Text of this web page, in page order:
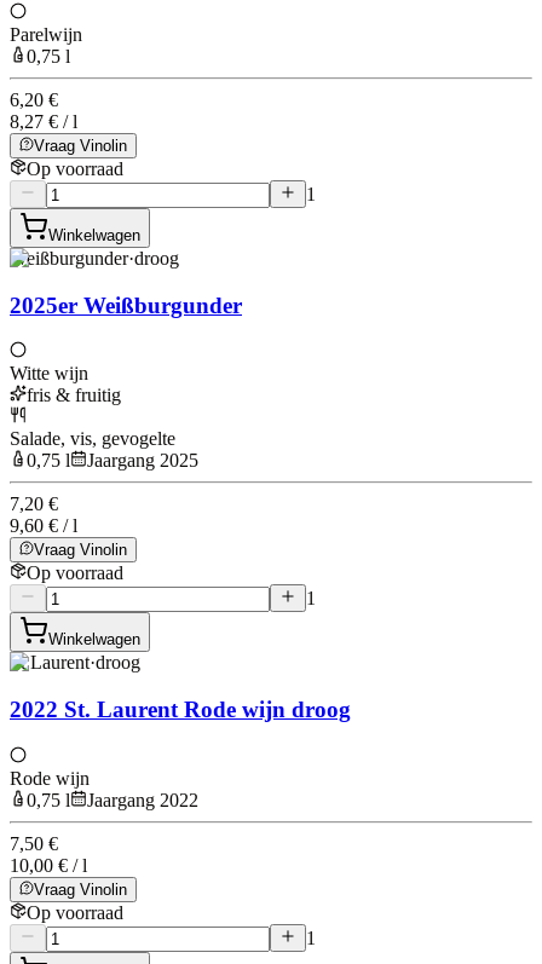
Parelwijn
0,75 l
6,20 €
8,27 € / l
Vraag Vinolin
Op voorraad
1
Winkelwagen
Weißburgunder·droog
2025er Weißburgunder
Witte wijn
fris & fruitig
Salade, vis, gevogelte
0,75 l
Jaargang 2025
7,20 €
9,60 € / l
Vraag Vinolin
Op voorraad
1
Winkelwagen
St Laurent·droog
2022 St. Laurent Rode wijn droog
Rode wijn
0,75 l
Jaargang 2022
7,50 €
10,00 € / l
Vraag Vinolin
Op voorraad
1